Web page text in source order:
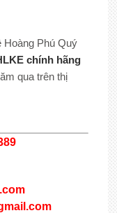
Hoàng Phú Quý
chính hãng
qua trên thị